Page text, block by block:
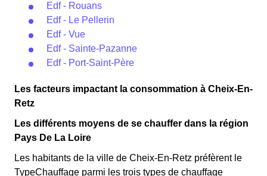
Edf - Rouans
Edf - Le Pellerin
Edf - Vue
Edf - Sainte-Pazanne
Edf - Port-Saint-Père
Les facteurs impactant la consommation à Cheix-En-
Retz
Les différents moyens de se chauffer dans la région
Pays De La Loire
Les habitants de la ville de Cheix-En-Retz préfèrent le
TypeChauffage parmi les trois types de chauffage